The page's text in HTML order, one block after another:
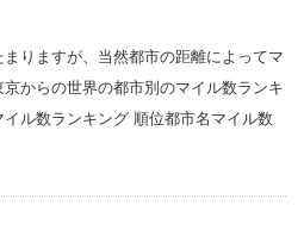
りますが、当然都市の距離によってマ
からの世界の都市別のマイル数ランキ
ル数ランキング 順位都市名マイル数